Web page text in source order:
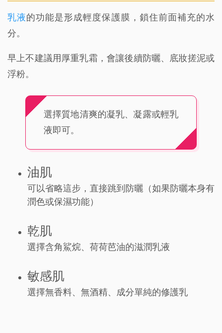
乳液的功能是形成輕度保護膜，鎖住前面補充的水
分。
早上不建議用厚重乳霜，會讓後續防曬、底妝搓泥或
浮粉。
選擇質地清爽的凝乳、凝露或輕乳
液即可。
油肌
可以省略這步，直接跳到防曬（如果防曬本身有
潤色或保濕功能）
乾肌
選擇含角鯊烷、荷荷芭油的滋潤乳液
敏感肌
選擇無香料、無酒精、成分單純的修護乳